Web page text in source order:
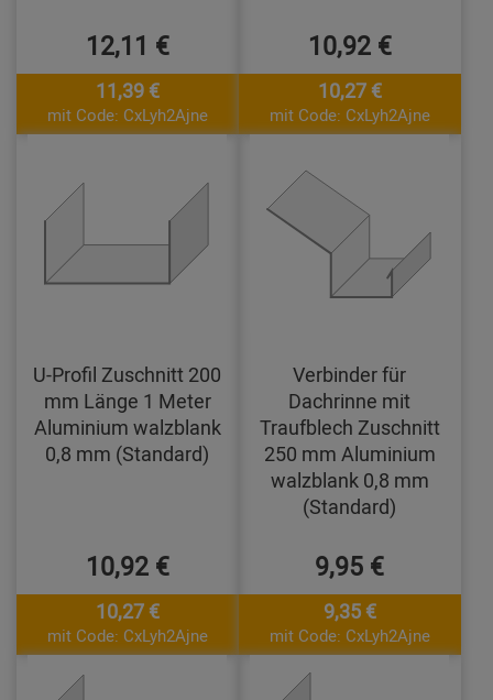
12,11 €
11,39 €
mit Code: CxLyh2Ajne
10,92 €
10,27 €
mit Code: CxLyh2Ajne
U-Profil Zuschnitt 200
mm Länge 1 Meter
Aluminium walzblank
0,8 mm (Standard)
10,92 €
10,27 €
mit Code: CxLyh2Ajne
Verbinder für
Dachrinne mit
Traufblech Zuschnitt
250 mm Aluminium
walzblank 0,8 mm
(Standard)
9,95 €
9,35 €
mit Code: CxLyh2Ajne